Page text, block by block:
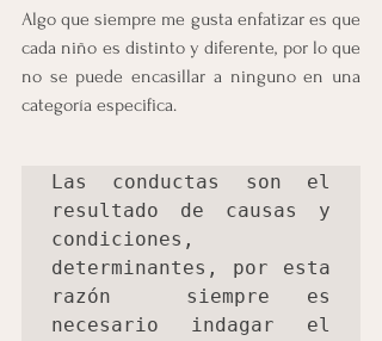
Algo que siempre me gusta enfatizar es que
cada niño es distinto y diferente, por lo que
no se puede encasillar a ninguno en una
categoría especifica.
Las conductas son el
resultado de causas y
condiciones,
determinantes, por esta
razón  siempre es
necesario indagar el